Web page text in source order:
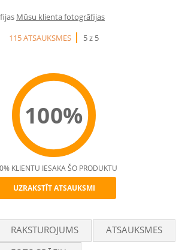
Mūsu klienta fotogrāfijas
115 ATSAUKSMES
5 z 5
100%
Recommend
KLIENTU IESAKA ŠO PRODUKTU
UZRAKSTĪT ATSAUKSMI
RAKSTUROJUMS
ATSAUKSMES